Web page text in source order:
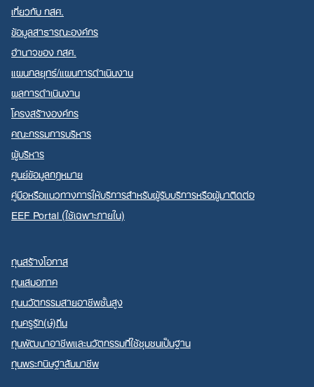
เกี่ยวกับ กสศ.
ข้อมูลสาธารณะองค์กร
อำนาจของ กสศ.
แผนกลยุทธ์/แผนการดำเนินงาน
ผลการดำเนินงาน
โครงสร้างองค์กร
คณะกรรมการบริหาร
ผู้บริหาร
ศูนย์ข้อมูลกฎหมาย
คู่มือหรือแนวทางการให้บริการสำหรับผู้รับบริการหรือผู้มาติดต่อ
EEF Portal (ใช้เฉพาะภายใน)
ทุนสร้างโอกาส
ทุนเสมอภาค
ทุนนวัตกรรมสายอาชีพชั้นสูง
ทุนครูรัก(ษ์)ถิ่น
ทุนพัฒนาอาชีพและนวัตกรรมที่ใช้ชุมชนเป็นฐาน
ทุนพระกนิษฐาสัมมาชีพ